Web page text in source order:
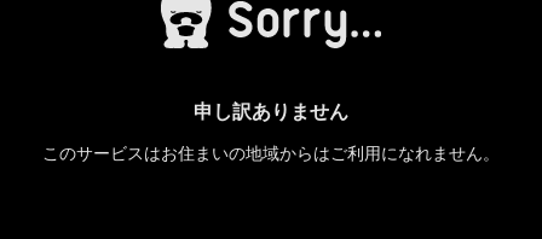
申し訳ありません
このサービスはお住まいの地域からはご利用になれません。